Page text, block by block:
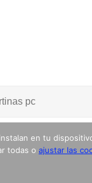
en tu
todas o ajustar las